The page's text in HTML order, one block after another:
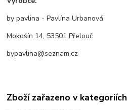
by pavlina - Pavlína Urbanová
Mokošín 14, 53501 Přelouč
bypavlina@seznam.cz
Zboží zařazeno v kategoriích